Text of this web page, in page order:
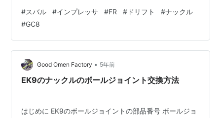
ッションでFR化した際にフロントのドラシャをアウター
だけにしてあります。 これを入れないとハブがおさえら
れず抜けてしまうので注意です。 左右の大体のキレ角は
こんな感じです、スタビがうまく逃げてますね。知恵の
輪も最初はついていたんですが、ノーマルのロアアーム
のままだとタイロッドを限界まで縮…
#スバル #インプレッサ #FR # ドリフト #ナックル
#GC8
Good Omen Factory • 5年前
EK9のナックルのボールジョイント交換方法
はじめに EK9のボールジョイントの部品番号 ボールジョ